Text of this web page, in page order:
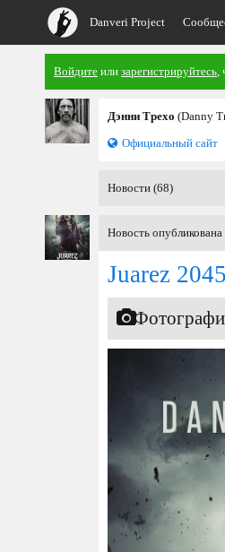
Danveri Project
Войдите или зарегистрируйтесь,
Дэнни Трехо (Danny
Официальный сайт
Новости (68)
Новость
Juarez 2045